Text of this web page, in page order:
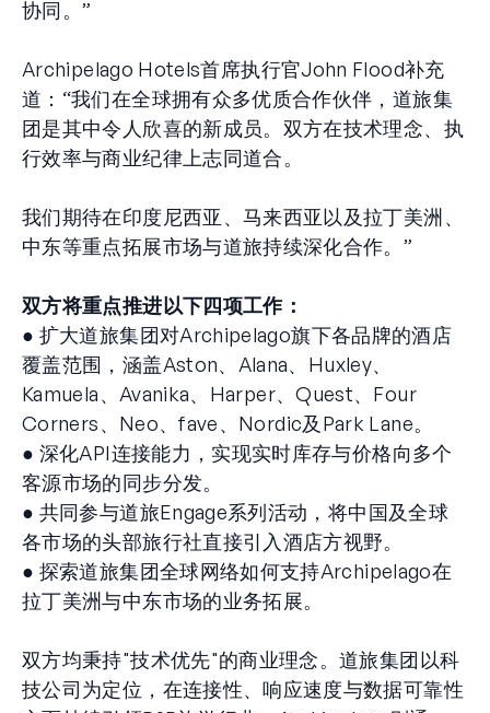
协同。”
Archipelago Hotels首席执行官John Flood补充
道：“我们在全球拥有众多优质合作伙伴，道旅集
团是其中令人欣喜的新成员。双方在技术理念、执
行效率与商业纪律上志同道合。
我们期待在印度尼西亚、马来西亚以及拉丁美洲、
中东等重点拓展市场与道旅持续深化合作。”
双方将重点推进以下四项工作：
● 扩大道旅集团对Archipelago旗下各品牌的酒店
覆盖范围，涵盖Aston、Alana、Huxley、
Kamuela、Avanika、Harper、Quest、Four
Corners、Neo、fave、Nordic及Park Lane。
● 深化API连接能力，实现实时库存与价格向多个
客源市场的同步分发。
● 共同参与道旅Engage系列活动，将中国及全球
各市场的头部旅行社直接引入酒店方视野。
● 探索道旅集团全球网络如何支持Archipelago在
拉丁美洲与中东市场的业务拓展。
双方均秉持"技术优先"的商业理念。道旅集团以科
技公司为定位，在连接性、响应速度与数据可靠性